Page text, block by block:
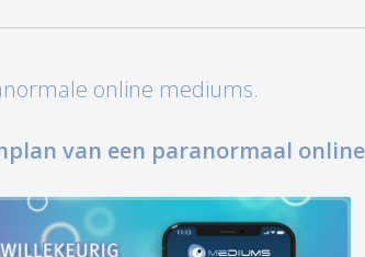
online mediums.
van een paranormaal